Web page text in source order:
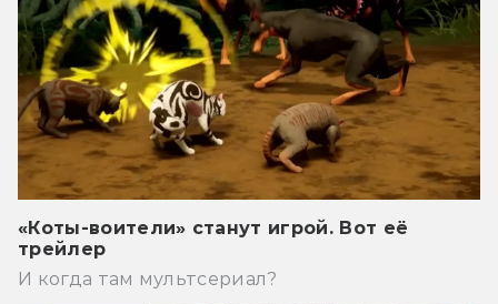
«Коты-воители» станут игрой. Вот её
трейлер
И когда там мультсериал?